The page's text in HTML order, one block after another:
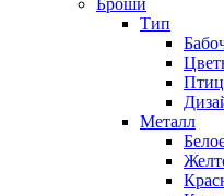
Броши
Тип
Металл